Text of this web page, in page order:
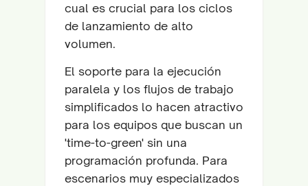
cual es crucial para los ciclos
de lanzamiento de alto
volumen.
El soporte para la ejecución
paralela y los flujos de trabajo
simplificados lo hacen atractivo
para los equipos que buscan un
'time-to-green' sin una
programación profunda. Para
escenarios muy especializados